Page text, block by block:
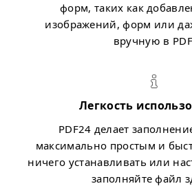
форм, таких как
изображений, форм или
вручную в
Легкость
PDF24 делает
максимально простым и
ничего устанавливать или
заполняйте файл